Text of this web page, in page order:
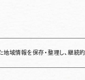
存・整理し、継続的に提供する